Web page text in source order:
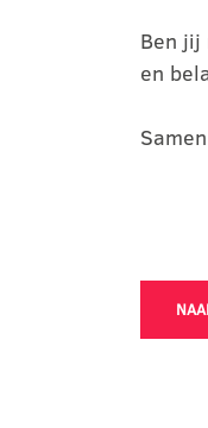
Ben jij
en